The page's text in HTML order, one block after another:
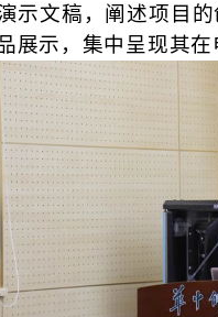
示文稿，阐述项目
展示，集中呈现其